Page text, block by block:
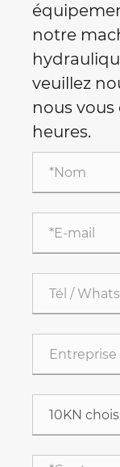
notre
veuillez
nous
heures.